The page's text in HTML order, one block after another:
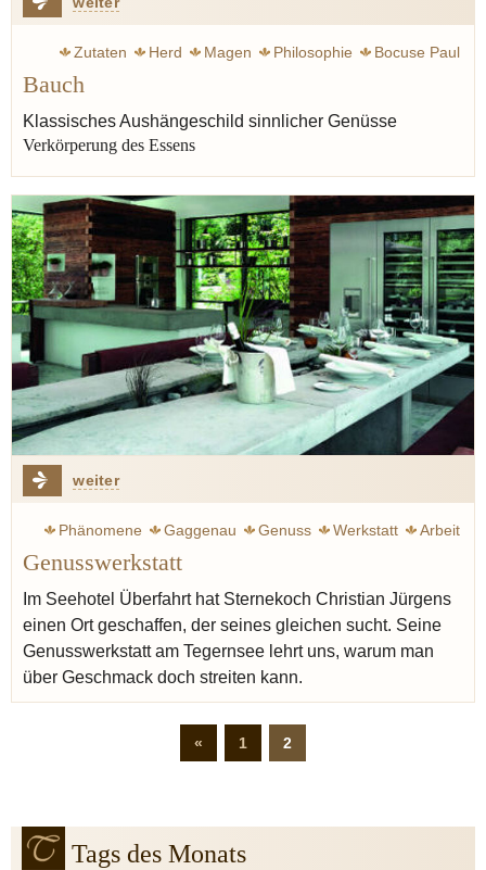
Zutaten Herd Magen Philosophie
Bocuse Paul
Erfort Klaus
Klink Vincent
Linster Lea
Balzac Honoré de
Bauch
Klassisches Aushängeschild sinnlicher Genüsse
Verkörperung des Essens
weiter
Phänomene Gaggenau Genuss Werkstatt
Arbeit
Vilgis thomas
Geschmack
Genusswerkstatt
Im Seehotel Überfahrt hat Sternekoch Christian Jürgens
einen Ort geschaffen, der seines gleichen sucht. Seine
Genusswerkstatt am Tegernsee lehrt uns, warum man
über Geschmack doch streiten kann.
« 1 2
Tags des Monats